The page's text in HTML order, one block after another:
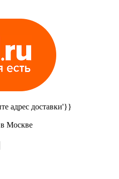
адрес доставки'}}
Москве